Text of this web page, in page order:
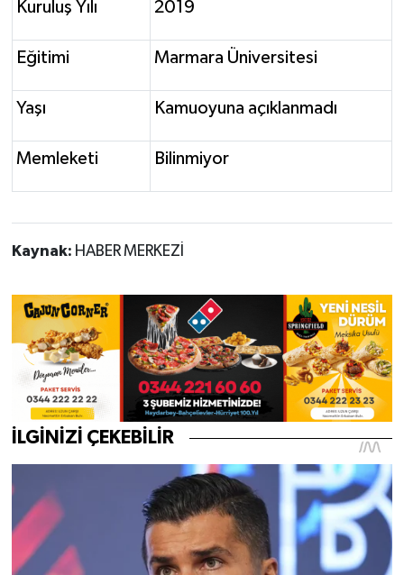
Kuruluş Yılı 2019
Eğitimi Marmara Üniversitesi
Yaşı Kamuoyuna açıklanmadı
Memleketi Bilinmiyor
Kaynak: HABER MERKEZİ